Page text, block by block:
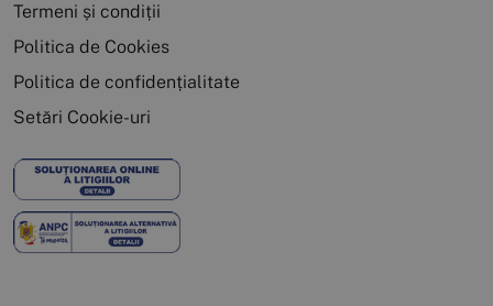
Termeni și condiții
Politica de Cookies
Politica de confidențialitate
Setări Cookie-uri